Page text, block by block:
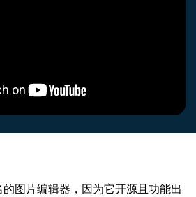
图片编辑器，因为它开源且功能出